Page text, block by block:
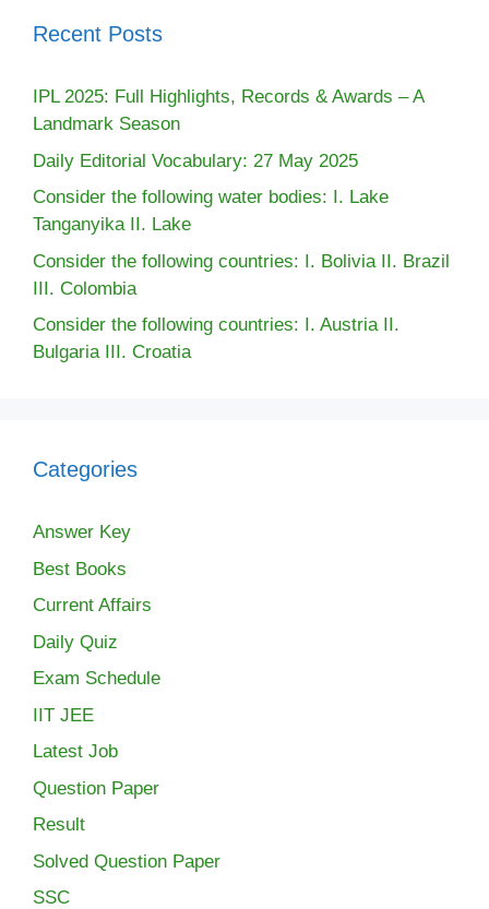
Recent Posts
IPL 2025: Full Highlights, Records & Awards – A
Landmark Season
Daily Editorial Vocabulary: 27 May 2025
Consider the following water bodies: I. Lake
Tanganyika II. Lake
Consider the following countries: I. Bolivia II. Brazil
III. Colombia
Consider the following countries: I. Austria II.
Bulgaria III. Croatia
Categories
Answer Key
Best Books
Current Affairs
Daily Quiz
Exam Schedule
IIT JEE
Latest Job
Question Paper
Result
Solved Question Paper
SSC